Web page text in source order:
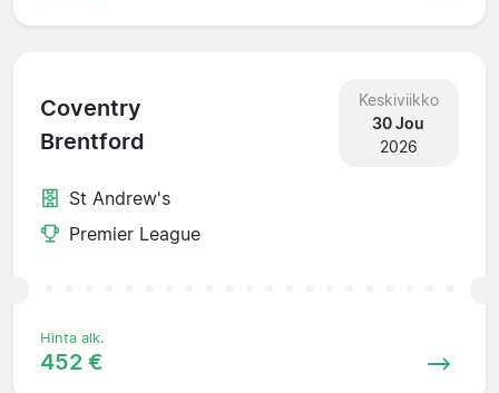
Coventry
Brentford
Keskiviikko
30 Jou
2026
St Andrew's
Premier League
Hinta alk.
452 €